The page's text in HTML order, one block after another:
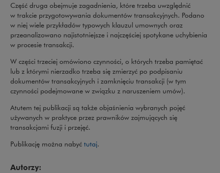
Część druga obejmuje zagadnienia, które trzeba uwzględnić
w trakcie przygotowywania dokumentów transakcyjnych. Podano
w niej wiele przykładów typowych klauzul umownych oraz
przeanalizowano najistotniejsze i najczęściej spotykane uchybienia
w procesie transakcji.
W części trzeciej omówiono czynności, o których trzeba pamiętać
lub z którymi nierzadko trzeba się zmierzyć po podpisaniu
dokumentów transakcyjnych i zamknięciu transakcji (w tym
czynności podejmowane w związku z naruszeniem umów).
Atutem tej publikacji są także objaśnienia wybranych pojęć
używanych w praktyce przez prawników zajmujących się
transakcjami fuzji i przejęć.
Publikację można nabyć tutajUwaga, link zostanie otwarty w nowym
.
Autorzy: